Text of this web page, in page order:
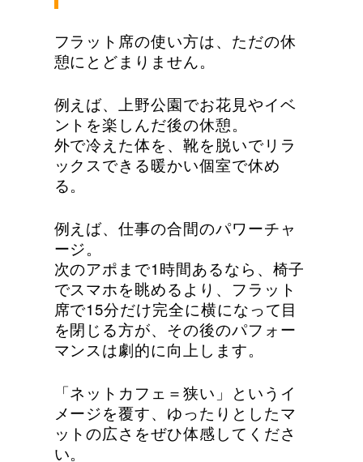
フラット席の使い方は、ただの休
憩にとどまりません。
例えば、上野公園でお花見やイベ
ントを楽しんだ後の休憩。
外で冷えた体を、靴を脱いでリラ
ックスできる暖かい個室で休め
る。
例えば、仕事の合間のパワーチャ
ージ。
次のアポまで1時間あるなら、椅子
でスマホを眺めるより、フラット
席で15分だけ完全に横になって目
を閉じる方が、その後のパフォー
マンスは劇的に向上します。
「ネットカフェ＝狭い」というイ
メージを覆す、ゆったりとしたマ
ットの広さをぜひ体感してくださ
い。